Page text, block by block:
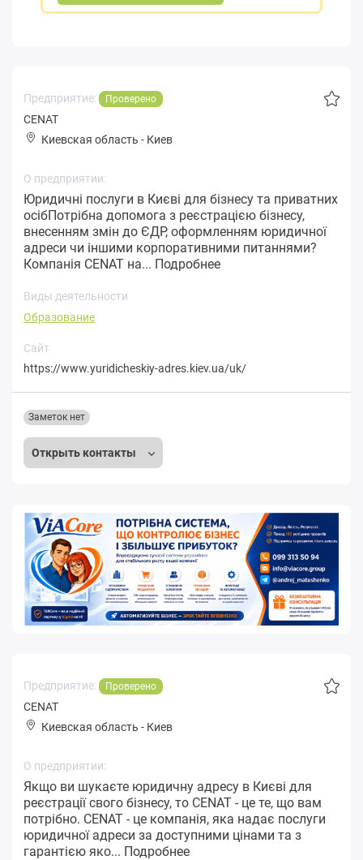
Предприятие: Проверено
CENAT
Киевская область - Киев
О предприятии:
Юридичні послуги в Києві для бізнесу та приватних
осібПотрібна допомога з реєстрацією бізнесу,
внесенням змін до ЄДР, оформленням юридичної
адреси чи іншими корпоративними питаннями?
Компанія CENAT на... Подробнее
Виды деятельности
Образование
Сайт
https://www.yuridicheskiy-adres.kiev.ua/uk/
Открыть контакты
Заметок нет
Предприятие: Проверено
CENAT
Киевская область - Киев
О предприятии:
Якщо ви шукаєте юридичну адресу в Києві для
реєстрації свого бізнесу, то CENAT - це те, що вам
потрібно. CENAT - це компанія, яка надає послуги
юридичної адреси за доступними цінами та з
гарантією яко... Подробнее